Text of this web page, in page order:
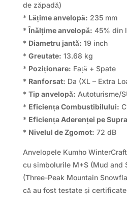
de zăpadă)
* Lățime anvelopă: 235 mm
*Înălțime anvelopă: 45% din
* Diametru jantă: 19 inch
* Greutate: 13.68 kg
* Poziționare: Față + Spate
* Ranforsat: Da (XL – Extra
* Tip anvelopă: Autoturisme/
* Eficiența Combustibilului: C
* Eficiența Aderenței pe
* Nivelul de Zgomot: 72 dB
Anvelopele Kumho
cu simbolurile M+S (Mud and
(Three-Peak Mountain
că au fost testate și